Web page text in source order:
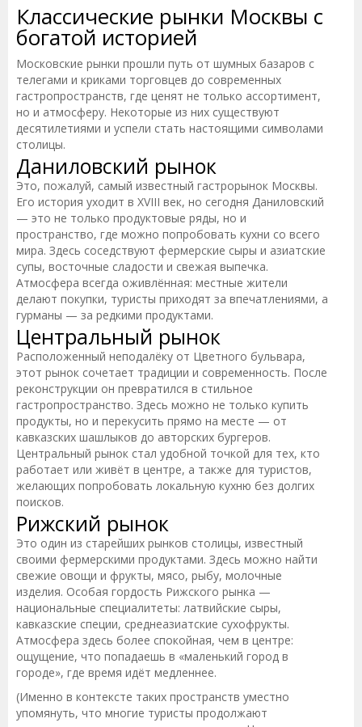
Классические рынки Москвы с
богатой историей
Московские рынки прошли путь от шумных базаров с
телегами и криками торговцев до современных
гастропространств, где ценят не только ассортимент,
но и атмосферу. Некоторые из них существуют
десятилетиями и успели стать настоящими символами
столицы.
Даниловский рынок
Это, пожалуй, самый известный гастрорынок Москвы.
Его история уходит в XVIII век, но сегодня Даниловский
— это не только продуктовые ряды, но и
пространство, где можно попробовать кухни со всего
мира. Здесь соседствуют фермерские сыры и азиатские
супы, восточные сладости и свежая выпечка.
Атмосфера всегда оживлённая: местные жители
делают покупки, туристы приходят за впечатлениями, а
гурманы — за редкими продуктами.
Центральный рынок
Расположенный неподалёку от Цветного бульвара,
этот рынок сочетает традиции и современность. После
реконструкции он превратился в стильное
гастропространство. Здесь можно не только купить
продукты, но и перекусить прямо на месте — от
кавказских шашлыков до авторских бургеров.
Центральный рынок стал удобной точкой для тех, кто
работает или живёт в центре, а также для туристов,
желающих попробовать локальную кухню без долгих
поисков.
Рижский рынок
Это один из старейших рынков столицы, известный
своими фермерскими продуктами. Здесь можно найти
свежие овощи и фрукты, мясо, рыбу, молочные
изделия. Особая гордость Рижского рынка —
национальные специалитеты: латвийские сыры,
кавказские специи, среднеазиатские сухофрукты.
Атмосфера здесь более спокойная, чем в центре:
ощущение, что попадаешь в «маленький город в
городе», где время идёт медленнее.
(Именно в контексте таких пространств уместно
упомянуть, что многие туристы продолжают